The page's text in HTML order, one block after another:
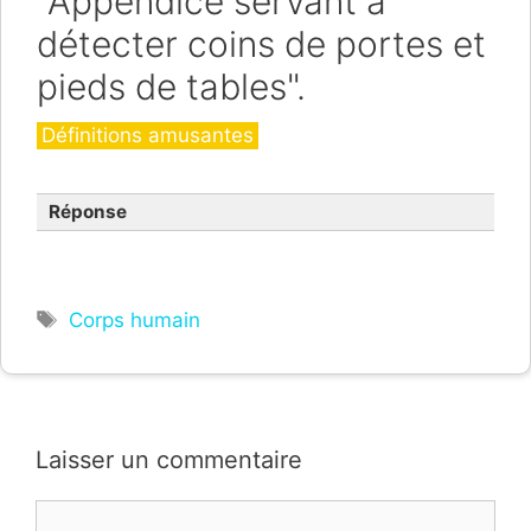
détecter coins de portes et
pieds de tables".
Catégories
Définitions amusantes
Réponse
Étiquettes
Corps humain
Laisser un commentaire